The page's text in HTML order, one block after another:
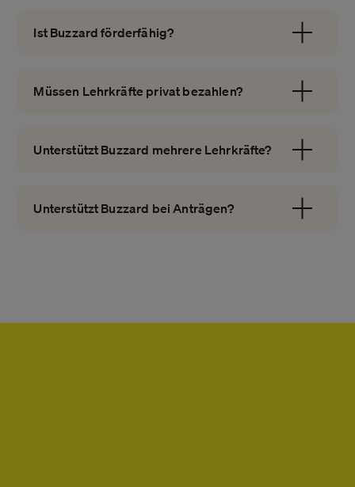
Ist Buzzard förderfähig?
Müssen Lehrkräfte privat bezahlen?
Unterstützt Buzzard mehrere Lehrkräfte?
Unterstützt Buzzard bei Anträgen?